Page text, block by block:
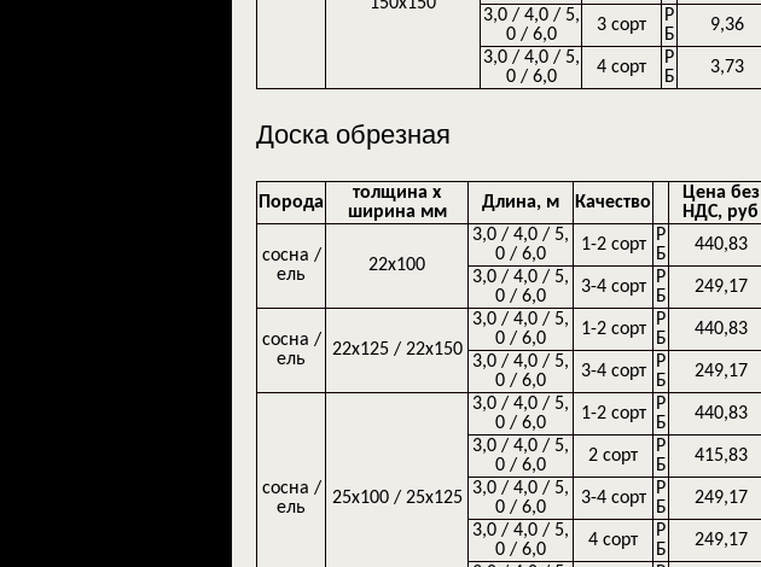
3,0 / 4,0 / 5,
0 / 6,0
3 сорт
Р
Б
9,36
3,0 / 4,0 / 5,
0 / 6,0
4 сорт
Р
Б
3,73
Доска обрезная
Порода
толщина х
ширина мм
Длина, м Качество
Цена без
НДС, руб
сосна /
ель
22х100
3,0 / 4,0 / 5,
0 / 6,0
1-2 сорт
Р
Б
440,83
3,0 / 4,0 / 5,
0 / 6,0
3-4 сорт
Р
Б
249,17
сосна /
ель
22х125 / 22х150
3,0 / 4,0 / 5,
0 / 6,0
1-2 сорт
Р
Б
440,83
3,0 / 4,0 / 5,
0 / 6,0
3-4 сорт
Р
Б
249,17
сосна /
ель
25х100 / 25х125
3,0 / 4,0 / 5,
0 / 6,0
1-2 сорт
Р
Б
440,83
3,0 / 4,0 / 5,
0 / 6,0
2 сорт
Р
Б
415,83
3,0 / 4,0 / 5,
0 / 6,0
3-4 сорт
Р
Б
249,17
3,0 / 4,0 / 5,
0 / 6,0
4 сорт
Р
Б
249,17